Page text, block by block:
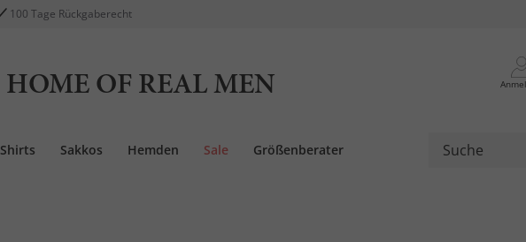
100 Tage Rückgaberecht
HOME OF REAL MEN
Shirts Sakkos Hemden Sale Größenberater